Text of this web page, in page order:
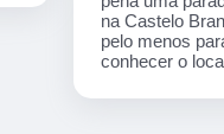
na Castelo
pelo menos
conhecer o